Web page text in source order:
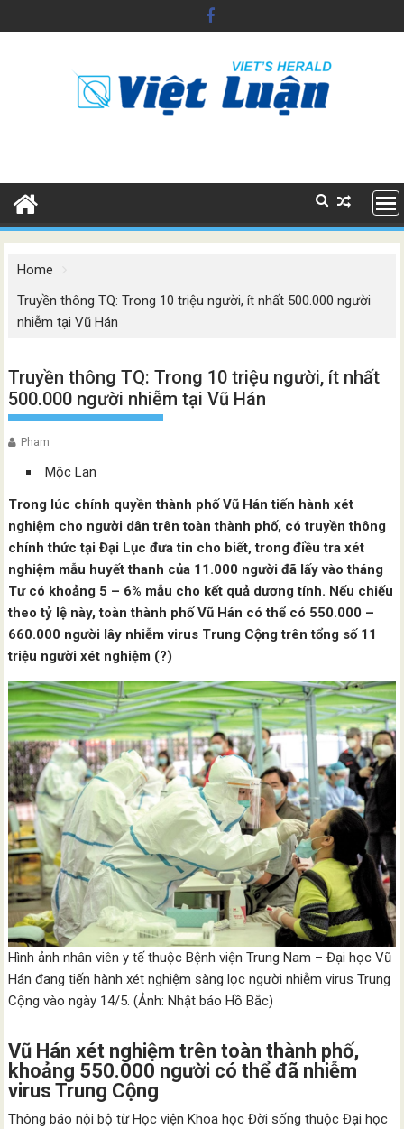
to
Home
Truyền thông TQ: Trong 10 triệu người, ít nhất 500.000 người
nhiễm tại Vũ Hán
Truyền thông TQ: Trong 10 triệu người, ít nhất
500.000 người nhiễm tại Vũ Hán
Pham
Mộc Lan
Trong lúc chính quyền thành phố Vũ Hán tiến hành xét
nghiệm cho người dân trên toàn thành phố, có truyền thông
chính thức tại Đại Lục đưa tin cho biết, trong điều tra xét
nghiệm mẫu huyết thanh của 11.000 người đã lấy vào tháng
Tư có khoảng 5 – 6% mẫu cho kết quả dương tính. Nếu chiếu
theo tỷ lệ này, toàn thành phố Vũ Hán có thể có 550.000 –
660.000 người lây nhiễm virus Trung Cộng trên tổng số 11
triệu người xét nghiệm (?)
Hình ảnh nhân viên y tế thuộc Bệnh viện Trung Nam – Đại học Vũ
Hán đang tiến hành xét nghiệm sàng lọc người nhiễm virus Trung
Cộng vào ngày 14/5. (Ảnh: Nhật báo Hồ Bắc)
Vũ Hán xét nghiệm trên toàn thành phố,
khoảng 550.000 người có thể đã nhiễm
virus Trung Cộng
Thông báo nội bộ từ Học viện Khoa học Đời sống thuộc Đại học